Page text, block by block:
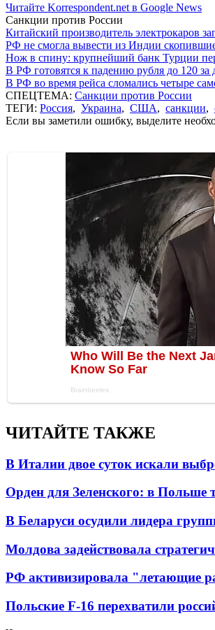
Читайте Korrespondent.net в Google News
Санкции против России
Китайский производитель электрокаров
РФ не смогла вывести из Индии
Нож в спину: крупнейший банк Турции
В РФ готовятся к падению рубля до 120 за
В РФ во время рейса сломались четыре
СПЕЦТЕМА: Санкции против России
ТЕГИ: Россия, Украина, США, санкции,
Если вы заметили ошибку, выделите
ЧИТАЙТЕ ТАКЖЕ
В Италии двое суток искали
Орден для Зеленского: в Польше
В Беларуси осудили лидера
Молдова задействовала
РФ активизировала "летающие
Польские F-16 перехватили